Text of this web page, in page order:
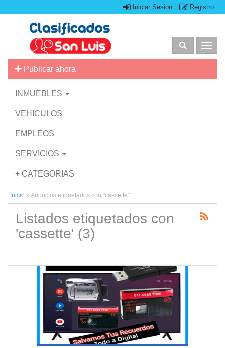
Iniciar Sesion Registro
Publicar ahora
INMUEBLES
VEHICULOS
EMPLEOS
SERVICIOS
+ CATEGORIAS
Inicio » Anuncios etiquetados con "cassette"
Listados etiquetados con
'cassette' (3)